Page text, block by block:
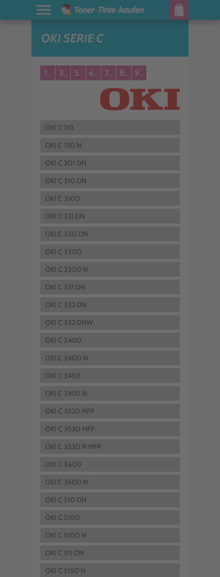
OKI SERIE C
1.. 3.. 5.. 6.. 7.. 8.. 9..
OKI C 110
OKI C 130 N
OKI C 301 DN
OKI C 310 DN
OKI C 3100
OKI C 321 DN
OKI C 330 DN
OKI C 3300
OKI C 3300 N
OKI C 331 DN
OKI C 332 DN
OKI C 332 DNW
OKI C 3400
OKI C 3400 N
OKI C 3450
OKI C 3450 N
OKI C 3520 MFP
OKI C 3530 MFP
OKI C 3530 N MFP
OKI C 3600
OKI C 3600 N
OKI C 510 DN
OKI C 5100
OKI C 5100 N
OKI C 511 DN
OKI C 5150 N